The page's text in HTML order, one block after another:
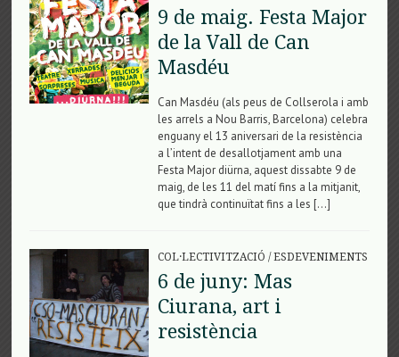
9 de maig. Festa Major
de la Vall de Can
Masdéu
Can Masdéu (als peus de Collserola i amb
les arrels a Nou Barris, Barcelona) celebra
enguany el 13 aniversari de la resistència
a l’intent de desallotjament amb una
Festa Major diürna, aquest dissabte 9 de
maig, de les 11 del matí fins a la mitjanit,
que tindrà continuïtat fins a les […]
COL·LECTIVITZACIÓ /ESDEVENIMENTS
6 de juny: Mas
Ciurana, art i
resistència